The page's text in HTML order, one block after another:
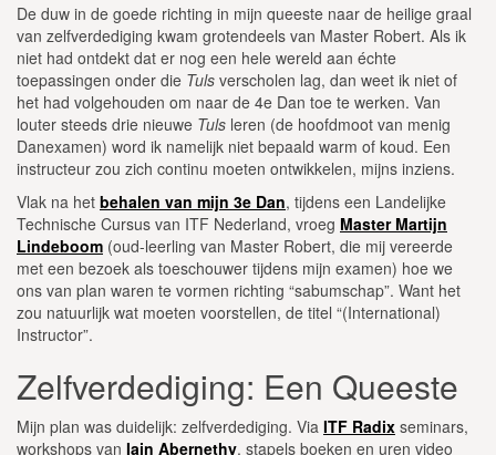
De duw in de goede richting in mijn queeste naar de heilige graal
van zelfverdediging kwam grotendeels van Master Robert. Als ik
niet had ontdekt dat er nog een hele wereld aan échte
toepassingen onder die Tuls verscholen lag, dan weet ik niet of
het had volgehouden om naar de 4e Dan toe te werken. Van
louter steeds drie nieuwe Tuls leren (de hoofdmoot van menig
Danexamen) word ik namelijk niet bepaald warm of koud. Een
instructeur zou zich continu moeten ontwikkelen, mijns inziens.
Vlak na het behalen van mijn 3e Dan, tijdens een Landelijke
Technische Cursus van ITF Nederland, vroeg Master Martijn
Lindeboom (oud-leerling van Master Robert, die mij vereerde
met een bezoek als toeschouwer tijdens mijn examen) hoe we
ons van plan waren te vormen richting “sabumschap”. Want het
zou natuurlijk wat moeten voorstellen, de titel “(International)
Instructor”.
Zelfverdediging: Een Queeste
Mijn plan was duidelijk: zelfverdediging. Via ITF Radix seminars,
workshops van Iain Abernethy, stapels boeken en uren video